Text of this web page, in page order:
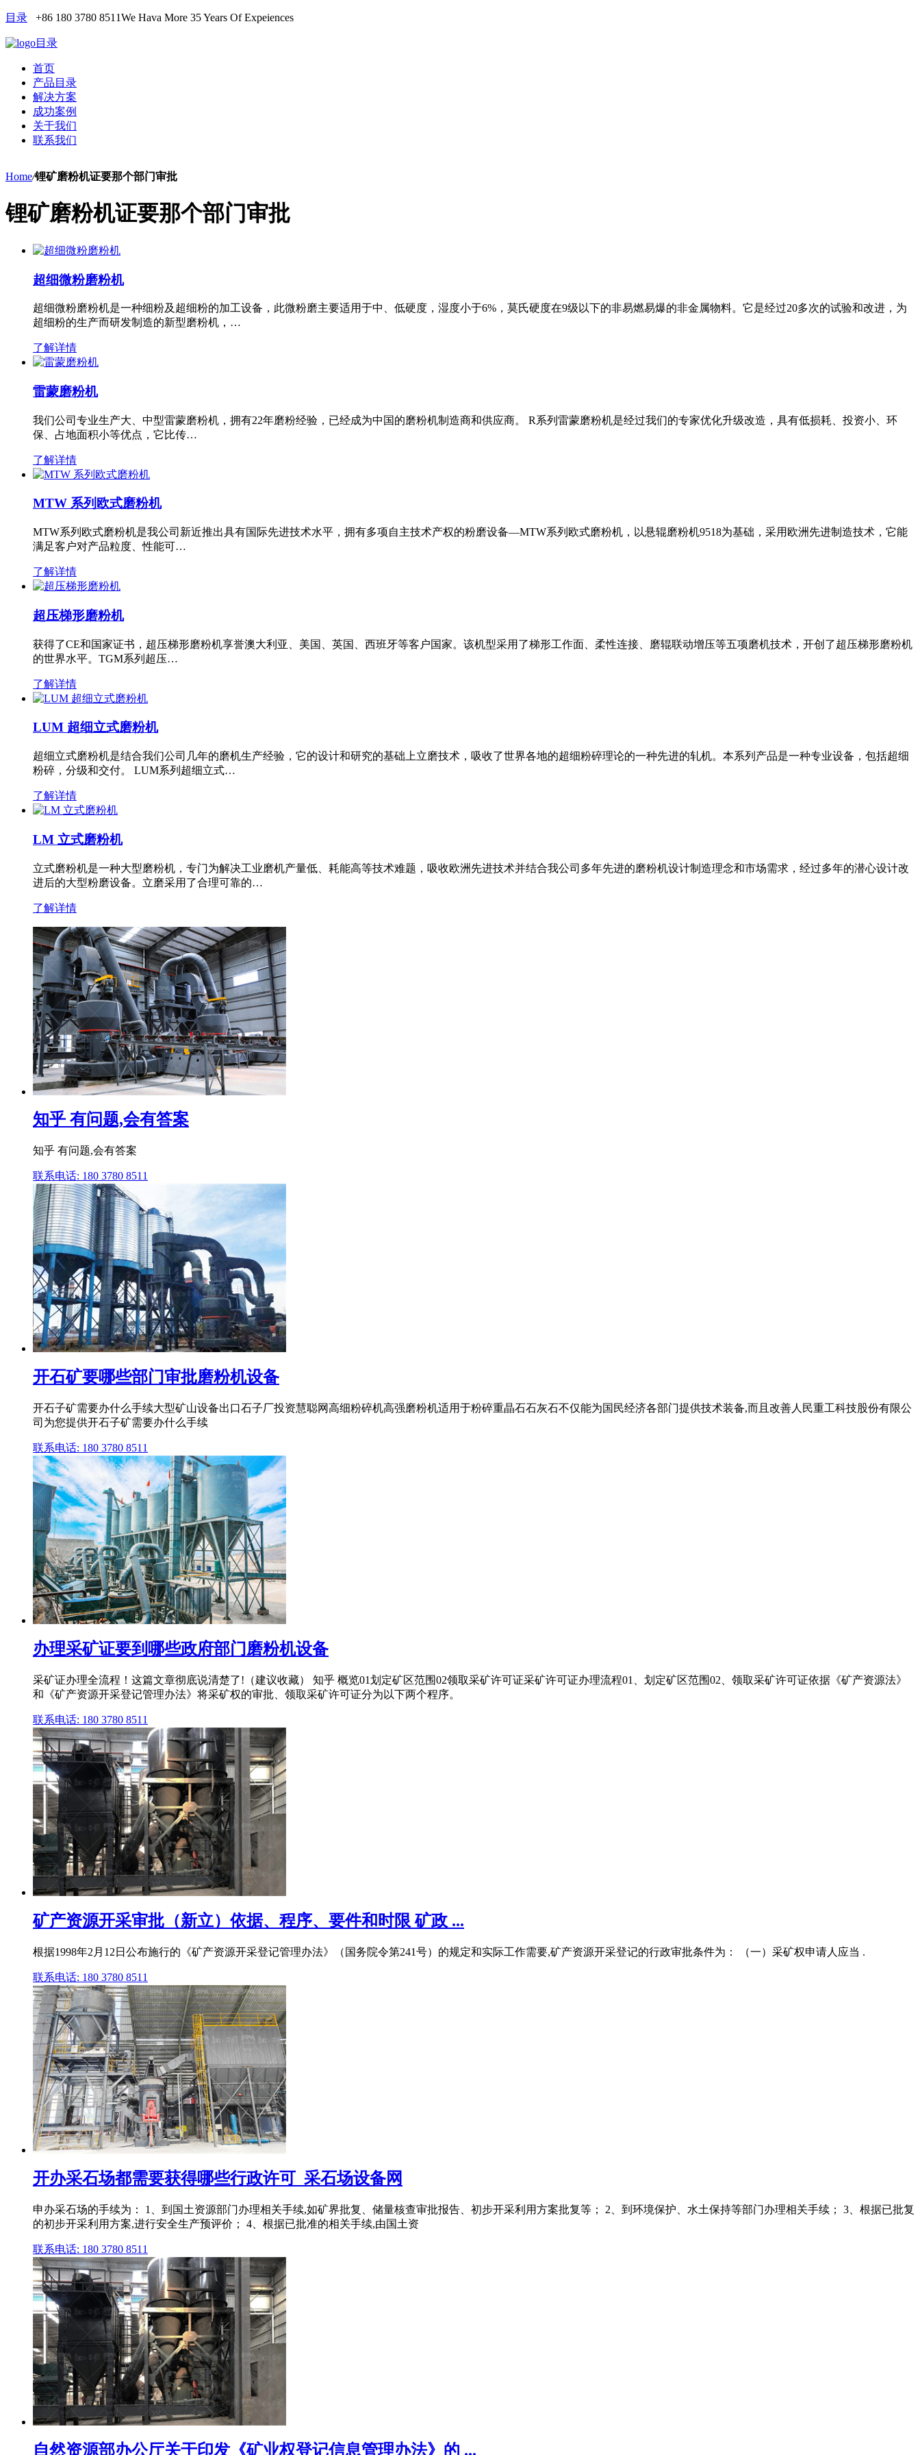
目录 +86 180 3780 8511We Hava More 35 Years Of Expeiences
目录
首页
产品目录
解决方案
成功案例
关于我们
联系我们
Home/锂矿磨粉机证要那个部门审批
锂矿磨粉机证要那个部门审批
超细微粉磨粉机
超细微粉磨粉机是一种细粉及超细粉的加工设备，此微粉磨主要适用于中、低硬度，湿度小于6%，莫氏硬度在9级以下的非易燃易爆的非金属物料。它是经过20多次的试验和改进，为
超细粉的生产而研发制造的新型磨粉机，…
了解详情
雷蒙磨粉机
我们公司专业生产大、中型雷蒙磨粉机，拥有22年磨粉经验，已经成为中国的磨粉机制造商和供应商。 R系列雷蒙磨粉机是经过我们的专家优化升级改造，具有低损耗、投资小、环
保、占地面积小等优点，它比传…
了解详情
MTW 系列欧式磨粉机
MTW系列欧式磨粉机是我公司新近推出具有国际先进技术水平，拥有多项自主技术产权的粉磨设备—MTW系列欧式磨粉机，以悬辊磨粉机9518为基础，采用欧洲先进制造技术，它能
满足客户对产品粒度、性能可…
了解详情
超压梯形磨粉机
获得了CE和国家证书，超压梯形磨粉机享誉澳大利亚、美国、英国、西班牙等客户国家。该机型采用了梯形工作面、柔性连接、磨辊联动增压等五项磨机技术，开创了超压梯形磨粉机
的世界水平。TGM系列超压…
了解详情
LUM 超细立式磨粉机
超细立式磨粉机是结合我们公司几年的磨机生产经验，它的设计和研究的基础上立磨技术，吸收了世界各地的超细粉碎理论的一种先进的轧机。本系列产品是一种专业设备，包括超细
粉碎，分级和交付。 LUM系列超细立式…
了解详情
LM 立式磨粉机
立式磨粉机是一种大型磨粉机，专门为解决工业磨机产量低、耗能高等技术难题，吸收欧洲先进技术并结合我公司多年先进的磨粉机设计制造理念和市场需求，经过多年的潜心设计改
进后的大型粉磨设备。立磨采用了合理可靠的…
了解详情
知乎 有问题,会有答案
知乎 有问题,会有答案
联系电话: 180 3780 8511
开石矿要哪些部门审批磨粉机设备
开石子矿需要办什么手续大型矿山设备出口石子厂投资慧聪网高细粉碎机高强磨粉机适用于粉碎重晶石石灰石不仅能为国民经济各部门提供技术装备,而且改善人民重工科技股份有限公
司为您提供开石子矿需要办什么手续
联系电话: 180 3780 8511
办理采矿证要到哪些政府部门磨粉机设备
采矿证办理全流程！这篇文章彻底说清楚了!（建议收藏） 知乎 概览01划定矿区范围02领取采矿许可证采矿许可证办理流程01、划定矿区范围02、领取采矿许可证依据《矿产资源法》
和《矿产资源开采登记管理办法》将采矿权的审批、领取采矿许可证分为以下两个程序。
联系电话: 180 3780 8511
矿产资源开采审批（新立）依据、程序、要件和时限 矿政 ...
根据1998年2月12日公布施行的《矿产资源开采登记管理办法》（国务院令第241号）的规定和实际工作需要,矿产资源开采登记的行政审批条件为： （一）采矿权申请人应当 .
联系电话: 180 3780 8511
开办采石场都需要获得哪些行政许可_采石场设备网
申办采石场的手续为： 1、到国土资源部门办理相关手续,如矿界批复、储量核查审批报告、初步开采利用方案批复等； 2、到环境保护、水土保持等部门办理相关手续； 3、根据已批复
的初步开采利用方案,进行安全生产预评价； 4、根据已批准的相关手续,由国土资
联系电话: 180 3780 8511
自然资源部办公厅关于印发《矿业权登记信息管理办法》的 ...